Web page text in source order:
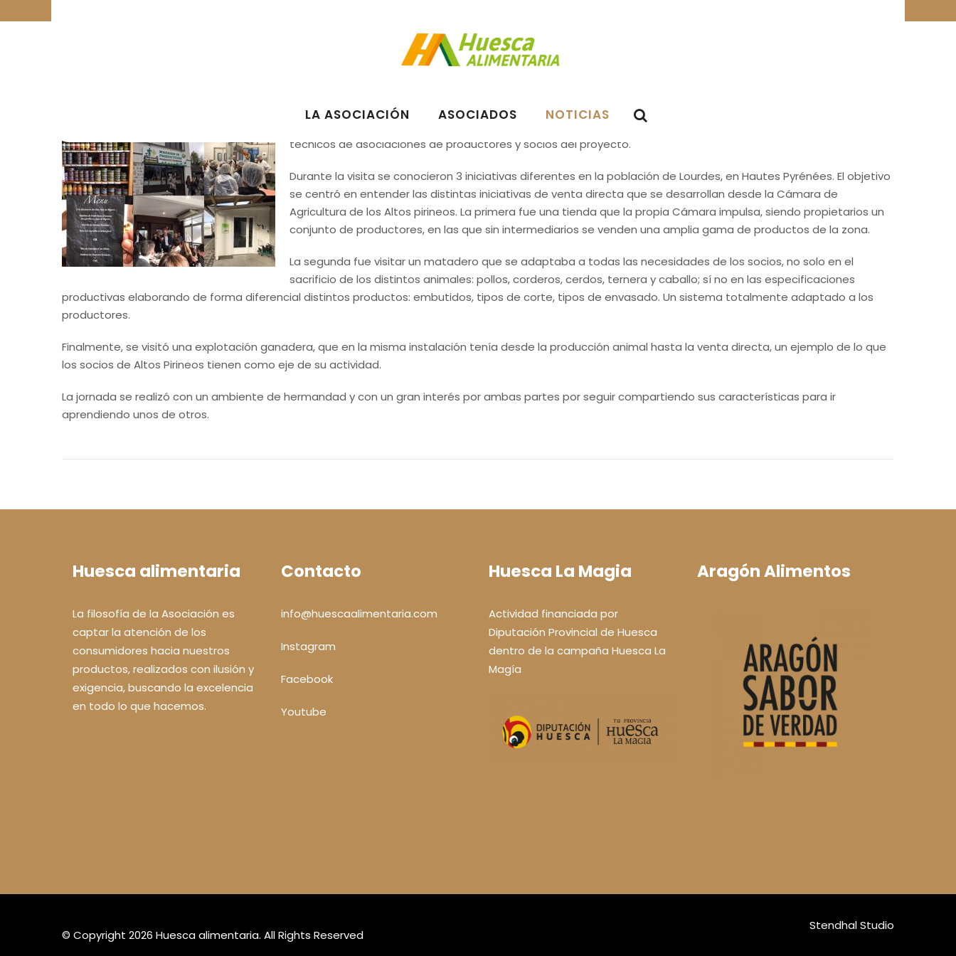
LA ASOCIACIÓN ASOCIADOS NOTICIAS
MIEMBROS DE LA ASOCIACIÓN DE VIAJE A FRANCIA PARA CONOCER VARIAS INICIATIVAS.
los Pirineos”. Es una de las 3 visitas previstas en los 3 años que va a durar este proyecto. Una de sus finalidades
es la transmisión de conocimiento entre los socios del proyecto. Un total de 25 personas entre productores,
técnicos de asociaciones de productores y socios del proyecto.
Durante la visita se conocieron 3 iniciativas diferentes en la población de Lourdes, en Hautes Pyrénées. El objetivo
se centró en entender las distintas iniciativas de venta directa que se desarrollan desde la Cámara de
Agricultura de los Altos pirineos. La primera fue una tienda que la propia Cámara impulsa, siendo propietarios un
conjunto de productores, en las que sin intermediarios se venden una amplia gama de productos de la zona.
La segunda fue visitar un matadero que se adaptaba a todas las necesidades de los socios, no solo en el
sacrificio de los distintos animales: pollos, corderos, cerdos, ternera y caballo; sí no en las especificaciones
productivas elaborando de forma diferencial distintos productos: embutidos, tipos de corte, tipos de envasado. Un sistema totalmente adaptado a los
productores.
Finalmente, se visitó una explotación ganadera, que en la misma instalación tenía desde la producción animal hasta la venta directa, un ejemplo de lo que
los socios de Altos Pirineos tienen como eje de su actividad.
La jornada se realizó con un ambiente de hermandad y con un gran interés por ambas partes por seguir compartiendo sus características para ir
aprendiendo unos de otros.
Huesca alimentaria
La filosofía de la Asociación es
captar la atención de los
consumidores hacia nuestros
productos, realizados con ilusión y
exigencia, buscando la excelencia
en todo lo que hacemos.
Contacto
info@huescaalimentaria.com
Instagram
Facebook
Youtube
Huesca La Magia
Actividad financiada por
Diputación Provincial de Huesca
dentro de la campaña Huesca La
Magía
Aragón Alimentos
© Copyright 2026 Huesca alimentaria. All Rights Reserved
Stendhal Studio